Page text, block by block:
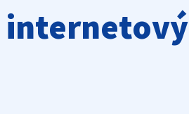
internetový